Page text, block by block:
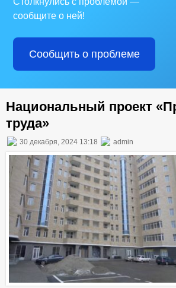
сообщите о ней!
Сообщить о проблеме
Национальный проект
труда»
30 декабря, 2024 13:18 admin